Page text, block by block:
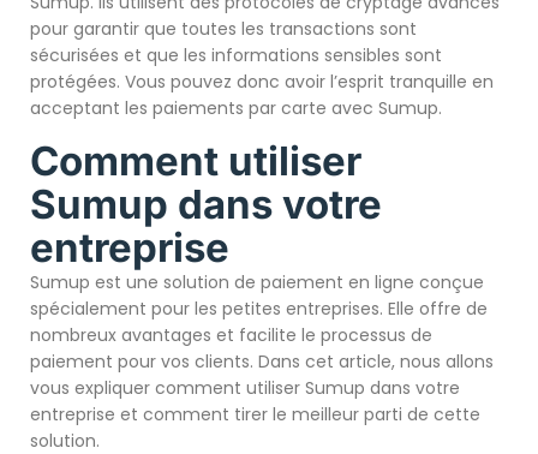
pour garantir que toutes les transactions sont
sécurisées et que les informations sensibles sont
protégées. Vous pouvez donc avoir l’esprit tranquille en
acceptant les paiements par carte avec Sumup.
Comment utiliser
Sumup dans votre
entreprise
Sumup est une solution de paiement en ligne conçue
spécialement pour les petites entreprises. Elle offre de
nombreux avantages et facilite le processus de
paiement pour vos clients. Dans cet article, nous allons
vous expliquer comment utiliser Sumup dans votre
entreprise et comment tirer le meilleur parti de cette
solution.